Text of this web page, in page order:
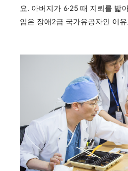
요. 아버지가 6·25 때 지뢰를 밟
입은 장애2급 국가유공자인 이